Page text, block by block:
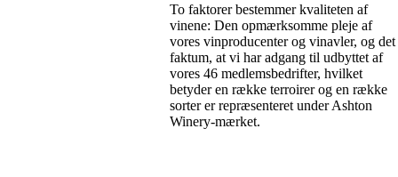
To faktorer bestemmer kvaliteten af
vinene: Den opmærksomme pleje af
vores vinproducenter og vinavler, og det
faktum, at vi har adgang til udbyttet af
vores 46 medlemsbedrifter, hvilket
betyder en række terroirer og en række
sorter er repræsenteret under Ashton
Winery-mærket.